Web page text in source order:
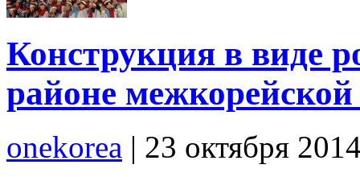
Конструкция в виде
районе
onekorea | 23 октября